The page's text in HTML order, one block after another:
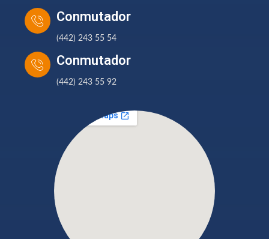
Conmutador
(442) 243 55 54
Conmutador
(442) 243 55 92